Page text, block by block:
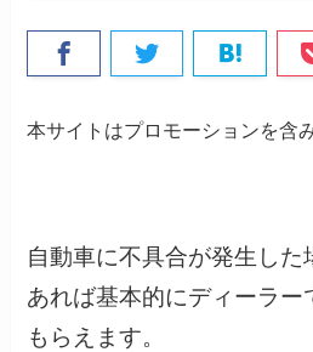
本サイトはプロモーションを含
自動車に不具合が発生し
あれば基本的にディーラー
もらえます。